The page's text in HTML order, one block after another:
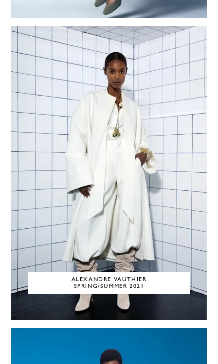
ALEXANDRE VAUTHIER
SPRING/SUMMER 2021